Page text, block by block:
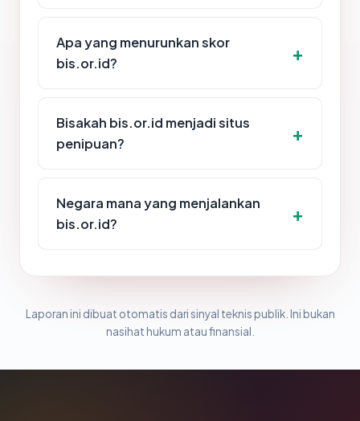
Apa yang menurunkan skor
bis.or.id?
Bisakah bis.or.id menjadi situs
penipuan?
Negara mana yang menjalankan
bis.or.id?
Laporan ini dibuat otomatis dari sinyal teknis publik. Ini bukan
nasihat hukum atau finansial.